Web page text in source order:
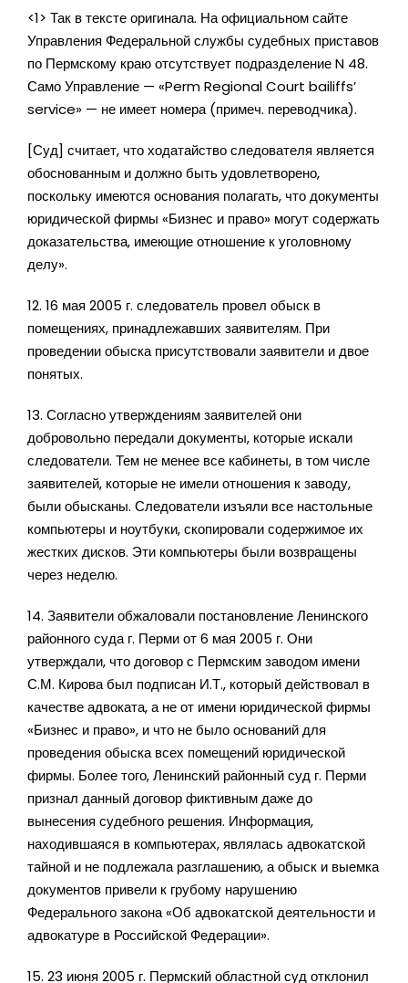
<1> Так в тексте оригинала. На официальном сайте
Управления Федеральной службы судебных приставов
по Пермскому краю отсутствует подразделение N 48.
Само Управление — «Perm Regional Court bailiffs’
service» — не имеет номера (примеч. переводчика).
[Суд] считает, что ходатайство следователя является
обоснованным и должно быть удовлетворено,
поскольку имеются основания полагать, что документы
юридической фирмы «Бизнес и право» могут содержать
доказательства, имеющие отношение к уголовному
делу».
12. 16 мая 2005 г. следователь провел обыск в
помещениях, принадлежавших заявителям. При
проведении обыска присутствовали заявители и двое
понятых.
13. Согласно утверждениям заявителей они
добровольно передали документы, которые искали
следователи. Тем не менее все кабинеты, в том числе
заявителей, которые не имели отношения к заводу,
были обысканы. Следователи изъяли все настольные
компьютеры и ноутбуки, скопировали содержимое их
жестких дисков. Эти компьютеры были возвращены
через неделю.
14. Заявители обжаловали постановление Ленинского
районного суда г. Перми от 6 мая 2005 г. Они
утверждали, что договор с Пермским заводом имени
С.М. Кирова был подписан И.Т., который действовал в
качестве адвоката, а не от имени юридической фирмы
«Бизнес и право», и что не было оснований для
проведения обыска всех помещений юридической
фирмы. Более того, Ленинский районный суд г. Перми
признал данный договор фиктивным даже до
вынесения судебного решения. Информация,
находившаяся в компьютерах, являлась адвокатской
тайной и не подлежала разглашению, а обыск и выемка
документов привели к грубому нарушению
Федерального закона «Об адвокатской деятельности и
адвокатуре в Российской Федерации».
15. 23 июня 2005 г. Пермский областной суд отклонил